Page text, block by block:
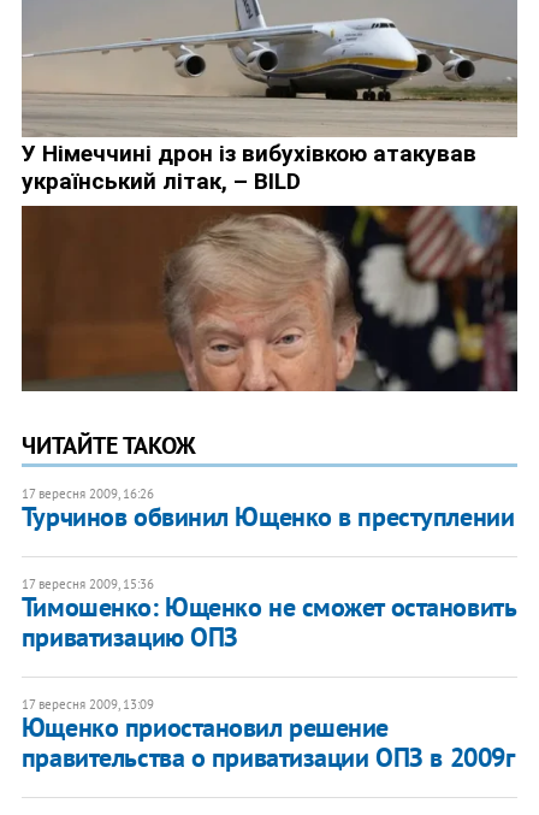
ЧИТАЙТЕ ТАКОЖ
17 вересня 2009, 16:26
Турчинов обвинил Ющенко в преступлении
17 вересня 2009, 15:36
Тимошенко: Ющенко не сможет остановить
приватизацию ОПЗ
17 вересня 2009, 13:09
Ющенко приостановил решение
правительства о приватизации ОПЗ в 2009г